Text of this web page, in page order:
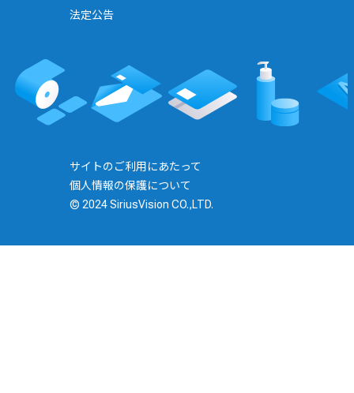
法定公告
サイトのご利用にあたって
個人情報の保護について
© 2024 SiriusVision CO.,LTD.